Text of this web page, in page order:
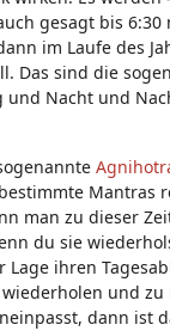
gesagt bis 6:30
im Laufe des
Das sind die
Nacht und
Mantras
man zu dieser
du sie
ihren
und
dann ist